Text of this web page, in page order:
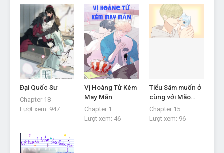
Tháng 10 1, 2022
Chapter 18
Tháng 10 1, 2022
Chapter 17
Tháng 10 1, 2022
Chapter 16
Tháng 10 1, 2022
Chapter 14
Đại Quốc Sư
Chapter 18
Lượt xem: 947
Vị Hoàng Tử Kém
May Mắn
Chapter 1
Lượt xem: 46
Tiểu Sâm muốn ở
cùng với Mão
Mão mãi mãi
Chapter 15
Lượt xem: 96